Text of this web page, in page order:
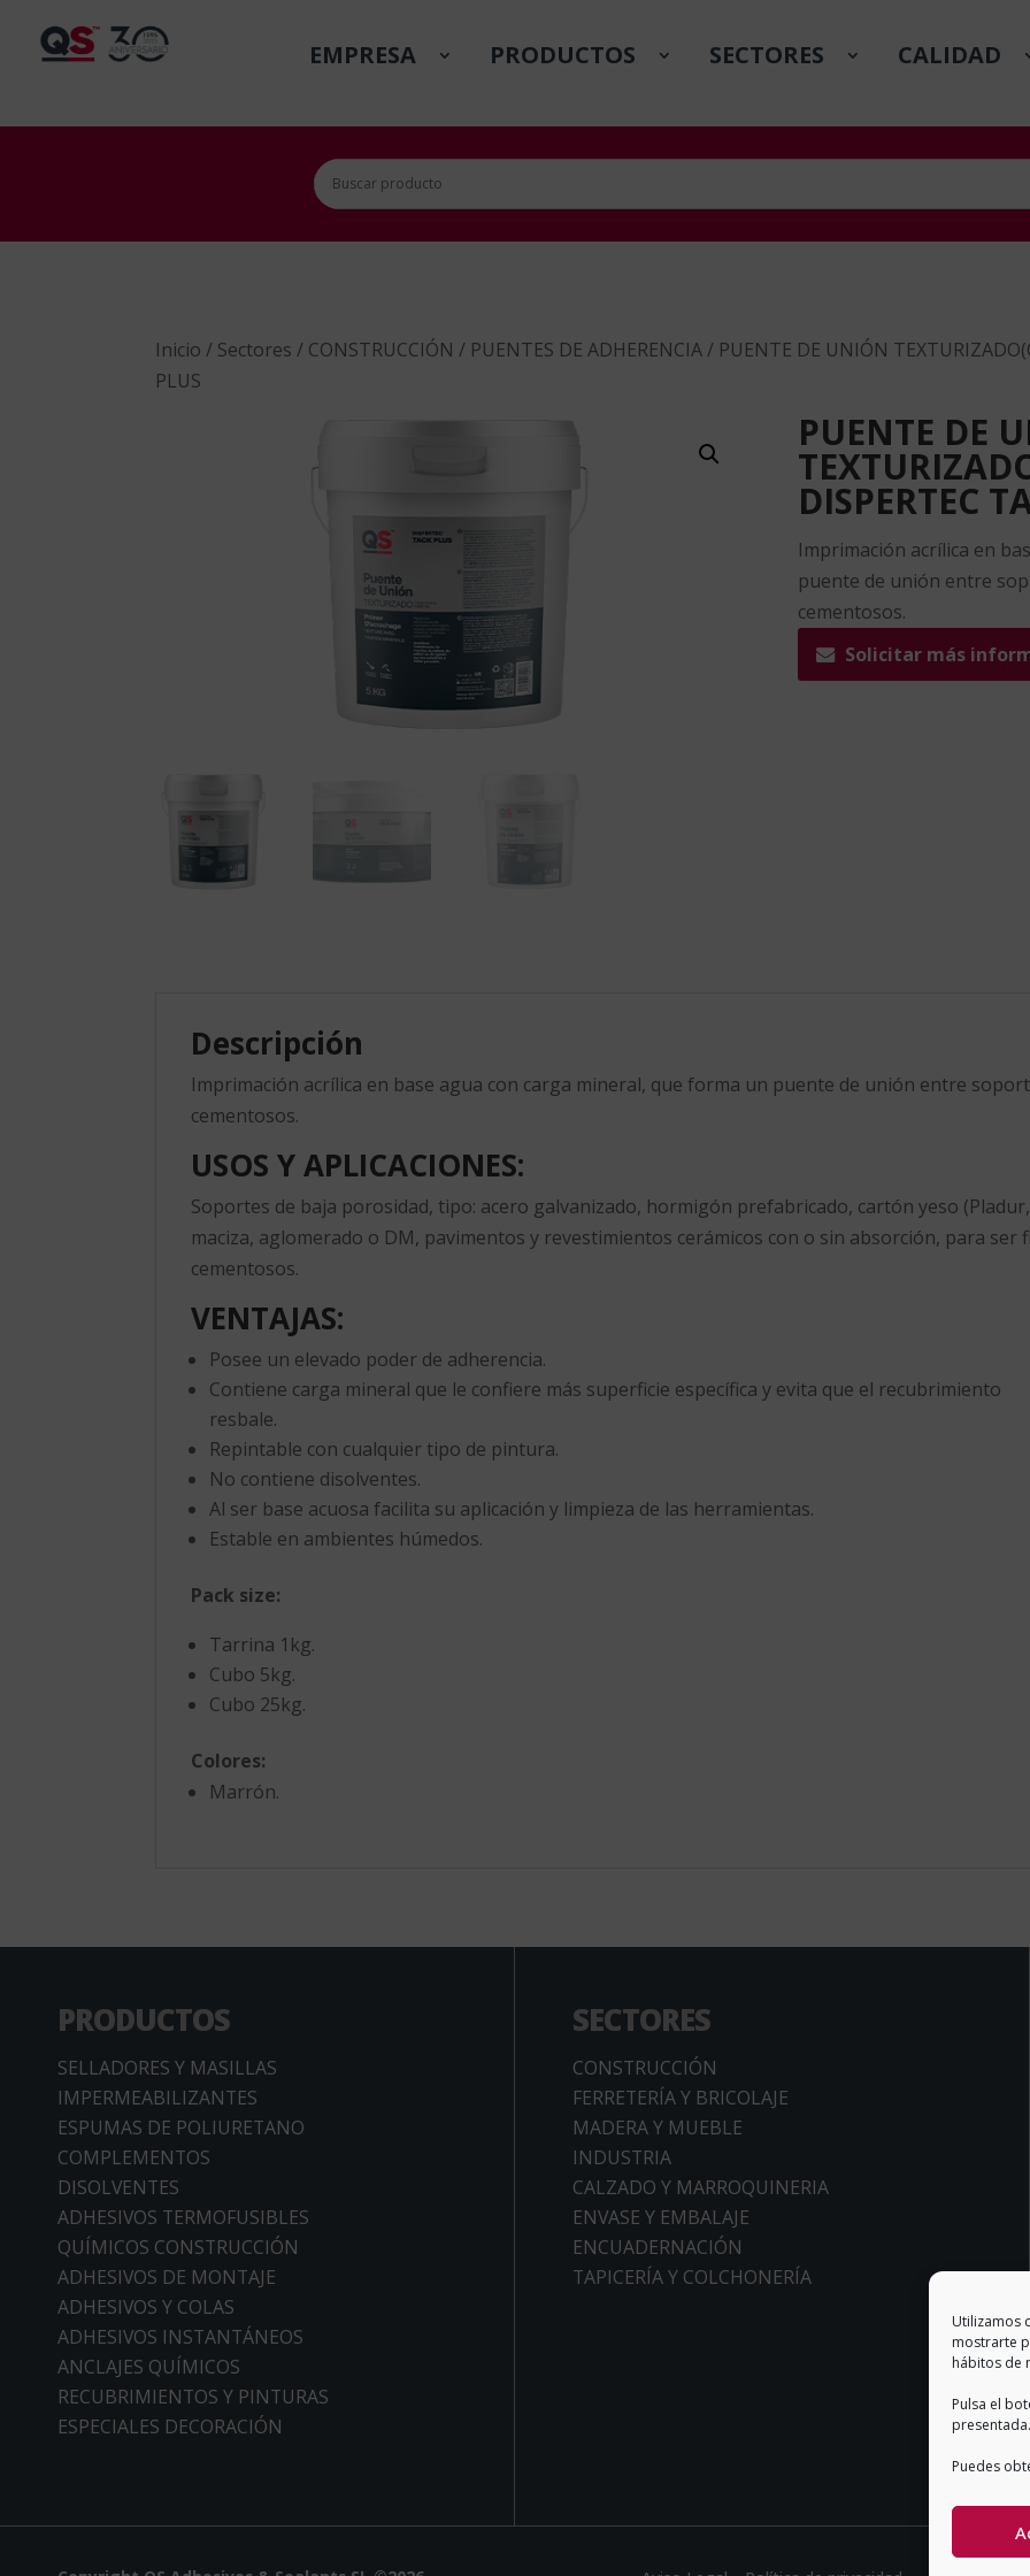
Utilizamos
mostrarte
hábitos de
Pulsa el
Puedes
EMPRESA PRODUCTOS SECTORES CALIDAD
Inicio / Sectores / CONSTRUCCIÓN / PUENTES DE ADHERENCIA/ PUENTE DE UNIÓN
PLUS
PUENTE DE
DISPERTEC
Imprimación acrílica en
puente de unión entre
cementosos.
Solicitar más
Descripción
Imprimación acrílica en base agua con carga mineral, que forma un puente de unión entre
cementosos.
USOS Y APLICACIONES:
Soportes de baja porosidad, tipo: acero galvanizado, hormigón prefabricado, cartón yeso
maciza, aglomerado o DM, pavimentos y revestimientos cerámicos con o sin absorción, para
cementosos.
VENTAJAS:
Posee un elevado poder de adherencia.
Contiene carga mineral que le confiere más superficie específica y evita que el recubrimiento
resbale.
Repintable con cualquier tipo de pintura.
No contiene disolventes.
Al ser base acuosa facilita su aplicación y limpieza de las herramientas.
Estable en ambientes húmedos.
Pack size:
Tarrina 1kg.
Cubo 5kg.
Cubo 25kg.
Colores:
Marrón.
PRODUCTOS
SELLADORES Y MASILLAS
IMPERMEABILIZANTES
ESPUMAS DE POLIURETANO
COMPLEMENTOS
DISOLVENTES
ADHESIVOS TERMOFUSIBLES
QUÍMICOS CONSTRUCCIÓN
ADHESIVOS DE MONTAJE
ADHESIVOS Y COLAS
ADHESIVOS INSTANTÁNEOS
ANCLAJES QUÍMICOS
RECUBRIMIENTOS Y PINTURAS
ESPECIALES DECORACIÓN
SECTORES
CONSTRUCCIÓN
FERRETERÍA Y BRICOLAJE
MADERA Y MUEBLE
INDUSTRIA
CALZADO Y MARROQUINERIA
ENVASE Y EMBALAJE
ENCUADERNACIÓN
TAPICERÍA Y COLCHONERÍA